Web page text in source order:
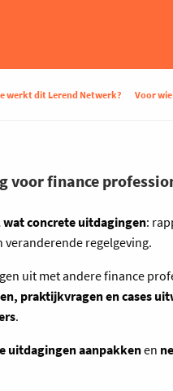
werkt dit Lerend Netwerk? Voor
voor finance
wat concrete uitdagingen:
regelgeving.
uit met andere finance
praktijkvragen en cases
.
uitdagingen aanpakkenen